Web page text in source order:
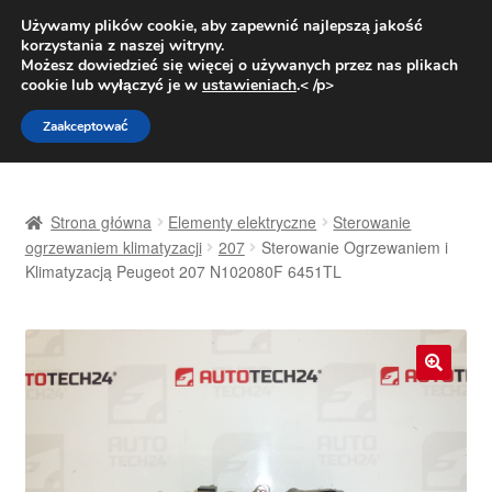
DOSTAWA od 31 zł
Pn.-pt. 9:00-16:00800 003 167
Przejdź
do
nawigacji
Przejdź
do
treści
Dostawa
Strona główna Elementy elektryczne
Sterowanie
ogrzewaniem klimatyzacji
207
Sterowanie Ogrzewaniem i
Klimatyzacją Peugeot 207 N102080F 6451TL
Używamy plików cookie, aby zapewnić najlepszą jakość
korzystania z naszej witryny.
Możesz dowiedzieć się więcej o używanych przez nas plikach
cookie lub wyłączyć je w ustawieniach.< /p>
Zaakceptować